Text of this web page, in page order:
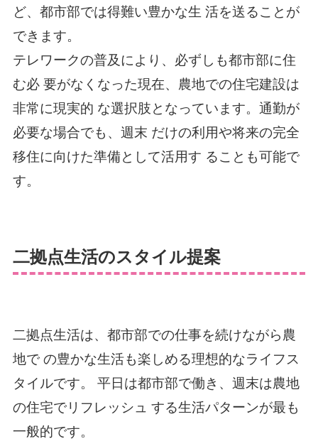
ど、都市部では得難い豊かな生 活を送ることが
できます。
テレワークの普及により、必ずしも都市部に住
む必 要がなくなった現在、農地での住宅建設は
非常に現実的 な選択肢となっています。通勤が
必要な場合でも、週末 だけの利用や将来の完全
移住に向けた準備として活用す ることも可能で
す。
二拠点生活のスタイル提案
二拠点生活は、都市部での仕事を続けながら農
地で の豊かな生活も楽しめる理想的なライフス
タイルです。 平日は都市部で働き、週末は農地
の住宅でリフレッシュ する生活パターンが最も
一般的です。